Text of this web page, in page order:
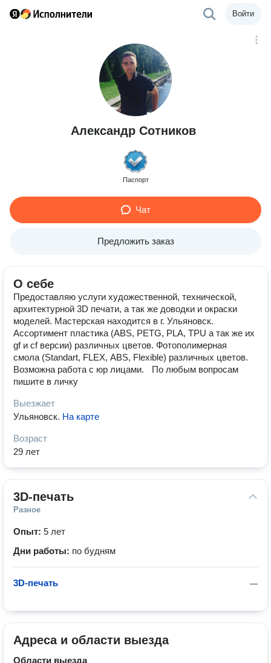
Войти
Александр Сотников
Паспорт
Чат
Предложить заказ
О себе
Предоставляю услуги художественной, технической,
архитектурной 3D печати, а так же доводки и окраски
моделей. Мастерская находится в г. Ульяновск.
Асcортимент плaстика (АBS, РЕТG, РLА, ТРU а так же их
gf и cf версии) различных цветов. Фотополимерная
смола (Stаndаrt, FLЕХ, АВS, Flехiblе) различных цветов.
Возможна работа с юр лицами. По любым вопросам
пишите в личку
Выезжает
Ульяновск. На карте
Возраст
29 лет
3D-печать
Разное
Опыт: 5 лет
Дни работы: по будням
—
3D-печать
Адреса и области выезда
Области выезда